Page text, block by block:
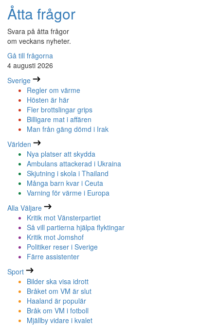
Åtta frågor
Svara på åtta frågor
om veckans nyheter.
Gå till frågorna
4 augusti 2026
Sverige
Regler om värme
Hösten är här
Fler brottslingar grips
Billigare mat i affären
Man från gäng dömd i Irak
Världen
Nya platser att skydda
Ambulans attackerad i Ukraina
Skjutning i skola i Thailand
Många barn kvar i Ceuta
Varning för värme i Europa
Alla Väljare
Kritik mot Vänsterpartiet
Så vill partierna hjälpa flyktingar
Kritik mot Jomshof
Politiker reser i Sverige
Färre assistenter
Sport
Bilder ska visa idrott
Bråket om VM är slut
Haaland är populär
Bråk om VM i fotboll
Mjällby vidare i kvalet